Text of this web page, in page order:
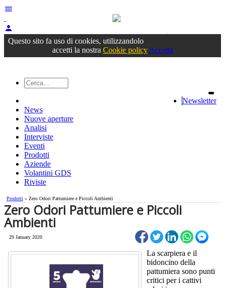
menu
person
Accedioppure registrati
Questo sito fa uso di cookies, utilizzandolo
accetti la nostra Cookie policy Accetta
Newsletter
News
Nuove aperture
Analisi
Interviste
Eventi
Prodotti
Aziende
Volantini GDS
Riviste
Prodotti » Zero Odori Pattumiere e Piccoli Ambienti
Zero Odori Pattumiere e Piccoli
Ambienti
29 January 2020
La scarpiera e il
bidoncino della
pattumiera sono punti
critici per i cattivi